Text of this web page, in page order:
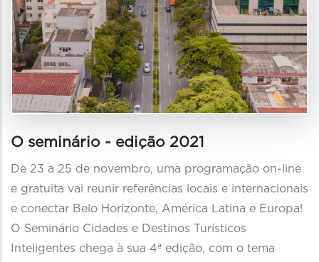
O seminário - edição 2021
De 23 a 25 de novembro, uma programação on-line
e gratuita vai reunir referências locais e internacionais
e conectar Belo Horizonte, América Latina e Europa!
O Seminário Cidades e Destinos Turísticos
Inteligentes chega à sua 4ª edição, com o tema